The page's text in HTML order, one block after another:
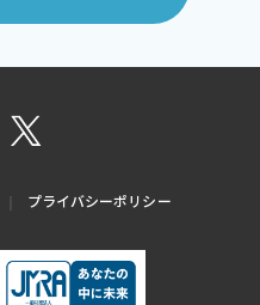
プライバシーポリシー